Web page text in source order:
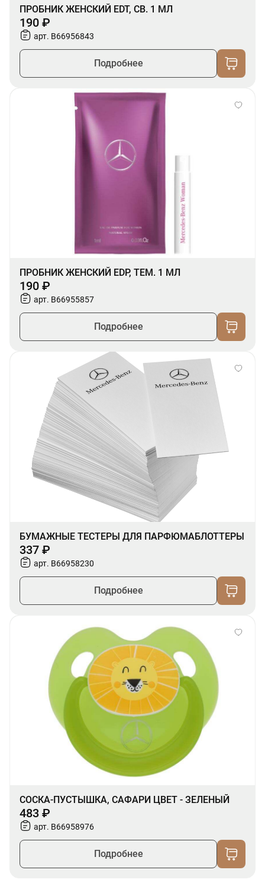
ПРОБНИК ЖЕНСКИЙ EDT, СВ. 1 МЛ
190 ₽
арт. B66956843
Подробнее
ПРОБНИК ЖЕНСКИЙ EDP, ТЕМ. 1 МЛ
190 ₽
арт. B66955857
Подробнее
БУМАЖНЫЕ ТЕСТЕРЫ ДЛЯ ПАРФЮМАБЛОТТЕРЫ
337 ₽
арт. B66958230
Подробнее
СОСКА-ПУСТЫШКА, САФАРИ ЦВЕТ - ЗЕЛЕНЫЙ
483 ₽
арт. B66958976
Подробнее